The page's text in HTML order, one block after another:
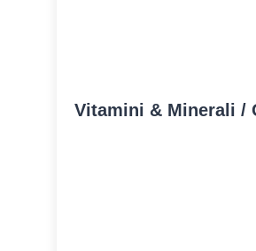
Vitamini & Minerali /